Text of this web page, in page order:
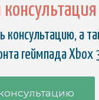
консультация
консультацию, а
геймпада Xbox